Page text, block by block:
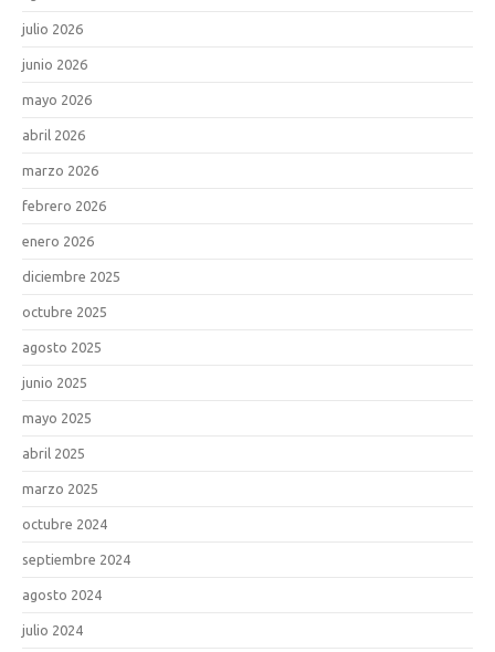
julio 2026
junio 2026
mayo 2026
abril 2026
marzo 2026
febrero 2026
enero 2026
diciembre 2025
octubre 2025
agosto 2025
junio 2025
mayo 2025
abril 2025
marzo 2025
octubre 2024
septiembre 2024
agosto 2024
julio 2024